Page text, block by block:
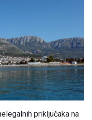
priključaka na